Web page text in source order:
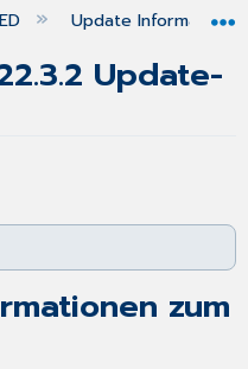
hierarchy
Update
Update-
zum